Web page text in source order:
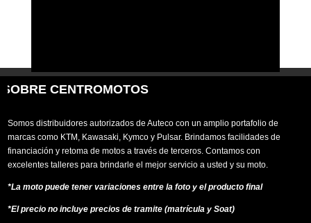
SOBRE CENTROMOTOS
Somos distribuidores autorizados de Auteco con un amplio portafolio de
marcas como KTM, Kawasaki, Kymco y Pulsar. Brindamos facilidades de
financiación y retoma de motos a través de terceros. Contamos con
excelentes talleres para brindarle el mejor servicio a usted y su moto.
*La moto puede tener variaciones entre la foto y el producto final
*El precio no incluye precios de tramite (matrícula y Soat)